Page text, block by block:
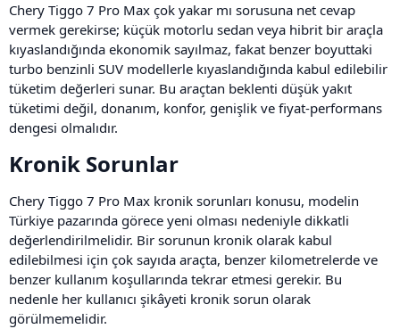
Chery Tiggo 7 Pro Max çok yakar mı sorusuna net cevap
vermek gerekirse; küçük motorlu sedan veya hibrit bir araçla
kıyaslandığında ekonomik sayılmaz, fakat benzer boyuttaki
turbo benzinli SUV modellerle kıyaslandığında kabul edilebilir
tüketim değerleri sunar. Bu araçtan beklenti düşük yakıt
tüketimi değil, donanım, konfor, genişlik ve fiyat-performans
dengesi olmalıdır.
Kronik Sorunlar​
Chery Tiggo 7 Pro Max kronik sorunları konusu, modelin
Türkiye pazarında görece yeni olması nedeniyle dikkatli
değerlendirilmelidir. Bir sorunun kronik olarak kabul
edilebilmesi için çok sayıda araçta, benzer kilometrelerde ve
benzer kullanım koşullarında tekrar etmesi gerekir. Bu
nedenle her kullanıcı şikâyeti kronik sorun olarak
görülmemelidir.